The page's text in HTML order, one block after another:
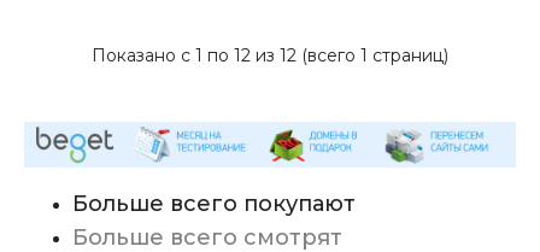
Показано с 1 по 12 из 12 (всего 1 страниц)
Больше всего покупают
Больше всего смотрят